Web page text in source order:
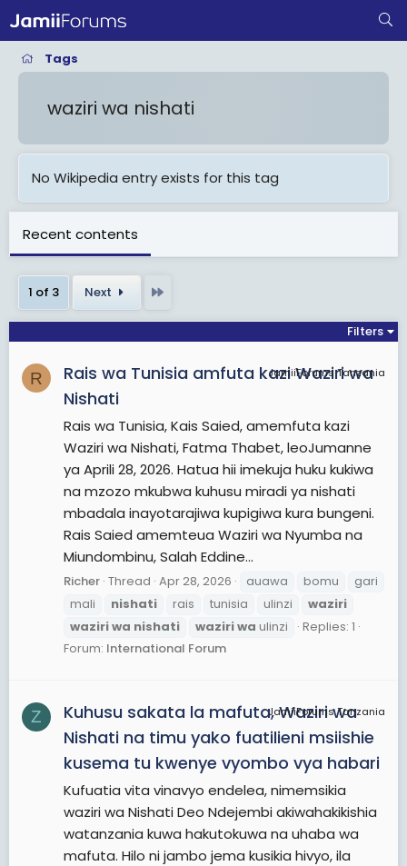
Tags
waziri wa nishati
No Wikipedia entry exists for this tag
Recent contents
1 of 3 Next
Filters
R JamiiForums Tanzania
Rais wa Tunisia amfuta kazi Waziri wa
Nishati
Rais wa Tunisia, Kais Saied, amemfuta kazi
Waziri wa Nishati, Fatma Thabet, leoJumanne
ya Aprili 28, 2026. Hatua hii imekuja huku kukiwa
na mzozo mkubwa kuhusu miradi ya nishati
mbadala inayotarajiwa kupigiwa kura bungeni.
Rais Saied amemteua Waziri wa Nyumba na
Miundombinu, Salah Eddine...
Richer Thread Apr 28, 2026 auawa bomu
gari
mali
nishati rais tunisia ulinzi
waziri
waziriwa nishati waziriwa ulinzi
Replies: 1
Forum: International Forum
Z JamiiForums Tanzania
Kuhusu sakata la mafuta, Waziri wa
Nishati na timu yako fuatilieni msiishie
kusema tu kwenye vyombo vya habari
Kufuatia vita vinavyo endelea, nimemsikia
waziri wa Nishati Deo Ndejembi akiwahakikishia
watanzania kuwa hakutokuwa na uhaba wa
mafuta. Hilo ni jambo jema kusikia hivyo, ila